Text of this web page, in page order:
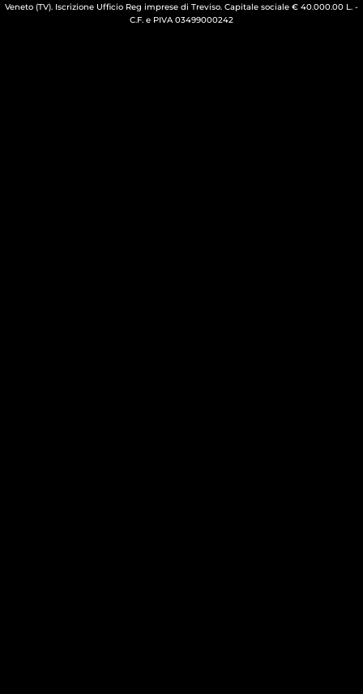
Veneto (TV). Iscrizione Ufficio Reg imprese di Treviso. Capitale sociale € 40.000.00 L. -
C.F. e PIVA 03499000242